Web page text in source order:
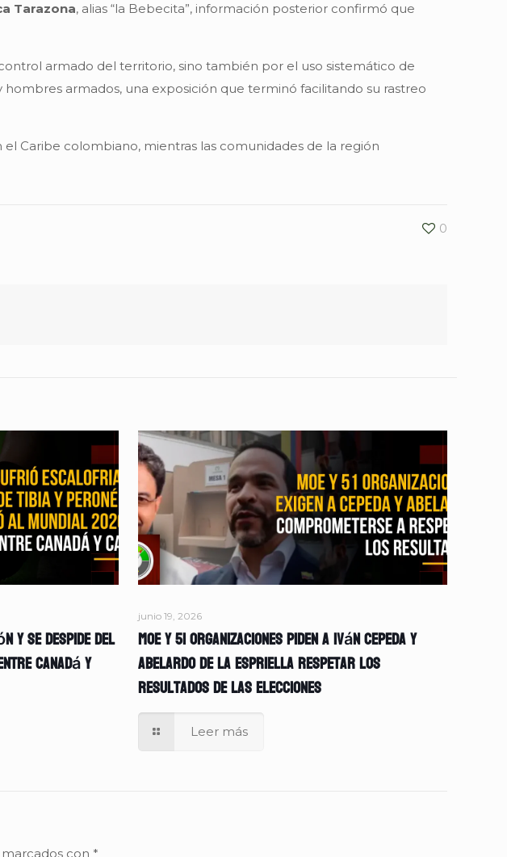
Tarazona, alias “la Bebecita”, información posterior confirmó que
armado del territorio, sino también por el uso sistemático de
armados, una exposición que terminó facilitando su rastreo
Caribe colombiano, mientras las comunidades de la región
0
y se despide del
Canadá y
junio 19, 2026
MOE y 51 organizaciones piden a Iván Cepeda y
Abelardo de la Espriella respetar los
resultados de las elecciones
Leer más
con *